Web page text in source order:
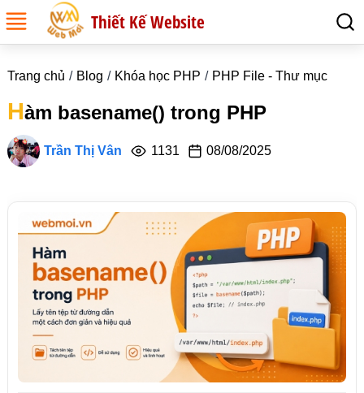
Thiết Kế Website
Trang chủ Blog Khóa học PHP PHP File - Thư mục
Hàm basename() trong PHP
Trần Thị Vân 1131 08/08/2025